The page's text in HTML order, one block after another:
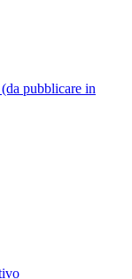
pubblicare in